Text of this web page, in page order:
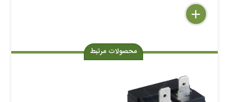
delete
remove
add
محصولات مرتبط